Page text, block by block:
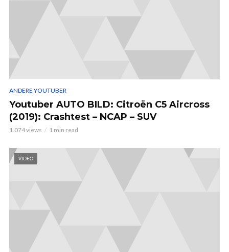
ANDERE YOUTUBER
Youtuber AUTO BILD: Citroën C5 Aircross
(2019): Crashtest – NCAP – SUV
1.074 views 1 min read
VIDEO